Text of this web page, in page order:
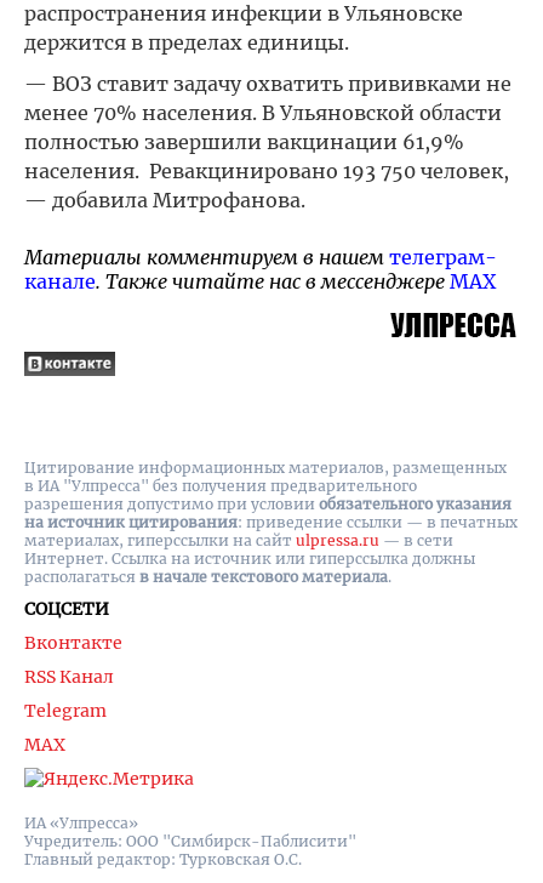
распространения инфекции в Ульяновске
держится в пределах единицы.
— ВОЗ ставит задачу охватить прививками не
менее 70% населения. В Ульяновской области
полностью завершили вакцинации 61,9%
населения. Ревакцинировано 193 750 человек,
— добавила Митрофанова.
Материалы комментируем в нашем телеграм-
канале. Также читайте нас в мессенджере MAX
ИА «Улпресса»
Учредитель: ООО "Симбирск-Паблисити"
Главный редактор: Турковская О.С.
СОЦСЕТИ
Вконтакте
RSS Канал
Telegram
MAX
Цитирование информационных материалов, размещенных
в ИА "Улпресса" без получения предварительного
разрешения допустимо при условии обязательного указания
на источник цитирования: приведение ссылки — в печатных
материалах, гиперссылки на cайт ulpressa.ru — в сети
Интернет. Ссылка на источник или гиперссылка должны
располагаться в начале текстового материала.